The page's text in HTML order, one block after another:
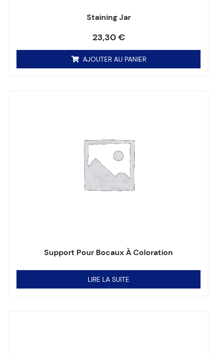
Staining Jar
23,30 €
AJOUTER AU PANIER
Support Pour Bocaux À Coloration
LIRE LA SUITE